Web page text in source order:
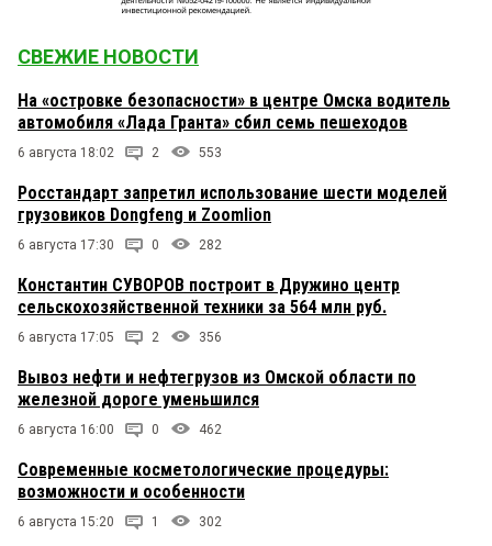
СВЕЖИЕ НОВОСТИ
На «островке безопасности» в центре Омска водитель
автомобиля «Лада Гранта» сбил семь пешеходов
6 августа 18:02 2 553
Росстандарт запретил использование шести моделей
грузовиков Dongfeng и Zoomlion
6 августа 17:30 0 282
Константин СУВОРОВ построит в Дружино центр
сельскохозяйственной техники за 564 млн руб.
6 августа 17:05 2 356
Вывоз нефти и нефтегрузов из Омской области по
железной дороге уменьшился
6 августа 16:00 0 462
Современные косметологические процедуры:
возможности и особенности
6 августа 15:20 1 302